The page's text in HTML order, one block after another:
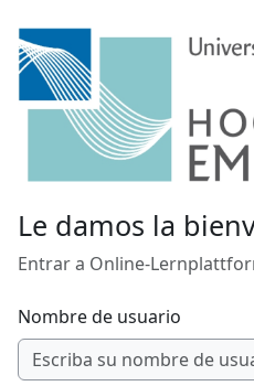
Le damos la
Entrar a Online-
Nombre de usuario